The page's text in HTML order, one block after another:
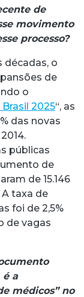
de
movimento
processo?
décadas, o
de
o
2025“, as
das novas
públicas
de
de 15.146
A taxa de
foi de 2,5%
de vagas
é a
médicos” no